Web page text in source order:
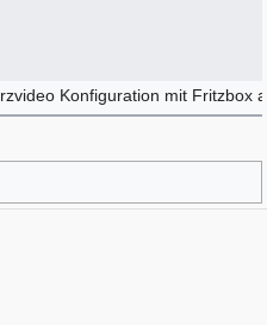
Konfiguration mit Fritzbox